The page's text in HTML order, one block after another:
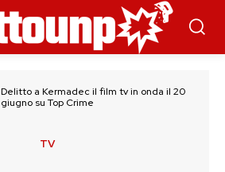
Delitto a Kermadec il film tv in onda il 20
giugno su Top Crime
TV